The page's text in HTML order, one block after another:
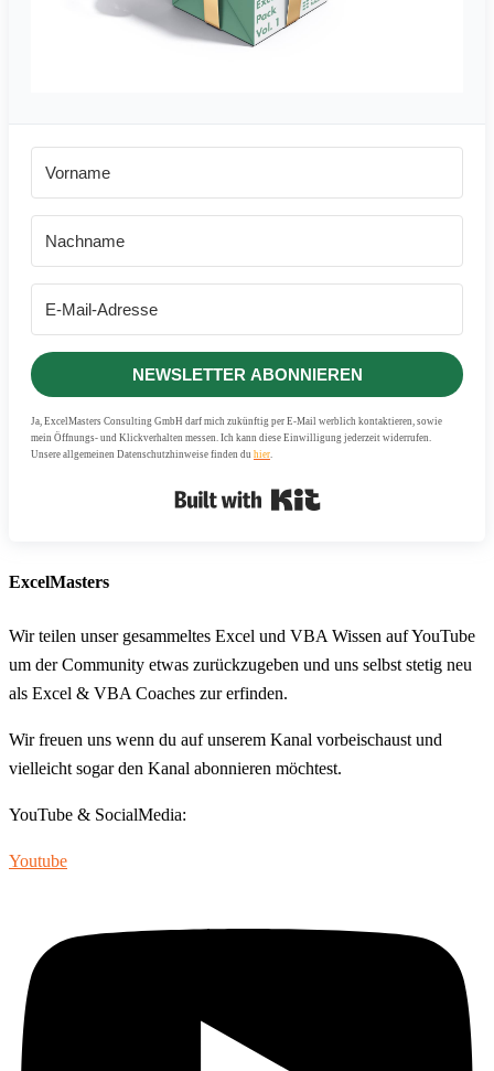
NEWSLETTER ABONNIEREN
Ja, ExcelMasters Consulting GmbH darf mich zukünftig per E-Mail werblich kontaktieren, sowie
mein Öffnungs- und Klickverhalten messen. Ich kann diese Einwilligung jederzeit widerrufen.
Unsere allgemeinen Datenschutzhinweise finden du hier.
ExcelMasters
Wir teilen unser gesammeltes Excel und VBA Wissen auf YouTube
um der Community etwas zurückzugeben und uns selbst stetig neu
als Excel & VBA Coaches zur erfinden.
Wir freuen uns wenn du auf unserem Kanal vorbeischaust und
vielleicht sogar den Kanal abonnieren möchtest.
YouTube & SocialMedia:
Youtube